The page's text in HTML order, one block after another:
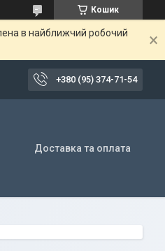
Кошик
в найближчий робочий
+380 (95) 374-71-54
Доставка та оплата